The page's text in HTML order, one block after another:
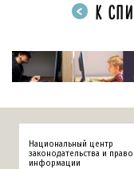
К
Национальный центр
законодательства и
информации